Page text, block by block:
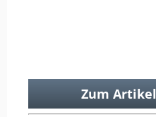
Zum Artikel